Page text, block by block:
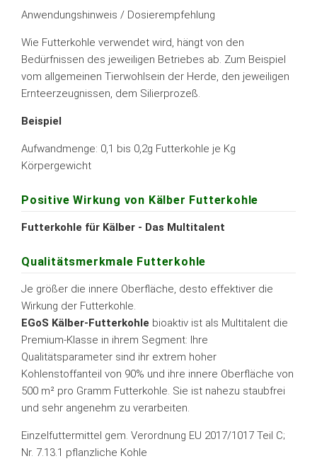
Anwendungshinweis / Dosierempfehlung
Wie Futterkohle verwendet wird, hängt von den
Bedürfnissen des jeweiligen Betriebes ab. Zum Beispiel
vom allgemeinen Tierwohlsein der Herde, den jeweiligen
Ernteerzeugnissen, dem Silierprozeß.
Beispiel
Aufwandmenge: 0,1 bis 0,2g Futterkohle je Kg
Körpergewicht
Positive Wirkung von Kälber Futterkohle
Futterkohle für Kälber - Das Multitalent
Qualitätsmerkmale Futterkohle
Je größer die innere Oberfläche, desto effektiver die
Wirkung der Futterkohle.
EGoS Kälber-Futterkohle bioaktiv ist als Multitalent die
Premium-Klasse in ihrem Segment: Ihre
Qualitätsparameter sind ihr extrem hoher
Kohlenstoffanteil von 90% und ihre innere Oberfläche von
500 m² pro Gramm Futterkohle. Sie ist nahezu staubfrei
und sehr angenehm zu verarbeiten.
Einzelfuttermittel gem. Verordnung EU 2017/1017 Teil C;
Nr. 7.13.1 pflanzliche Kohle